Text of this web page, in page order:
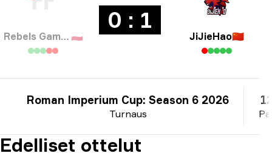
Rebels Gaming 🇵🇱
0 : 1
JiJieHao🇨🇳
Turnaus
Roman Imperium Cup: Season 6 2026
Edelliset ottelut